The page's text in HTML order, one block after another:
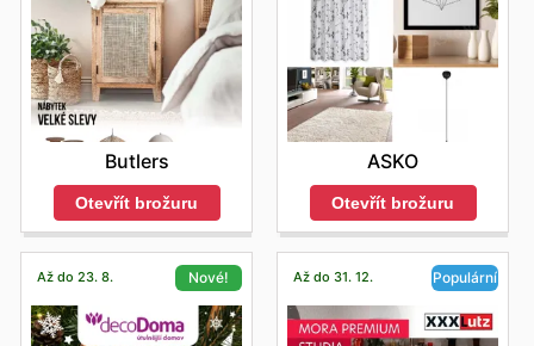
Butlers
Otevřít brožuru
ASKO
Otevřít brožuru
Až do 23. 8. Nové! Až do 31. 12. Populární